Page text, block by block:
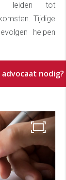
leiden tot
Tijdige
helpen
nodig?